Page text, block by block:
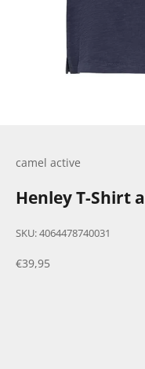
camel active
Henley T-Shirt
SKU: 4064478740031
Angebot
€39,95